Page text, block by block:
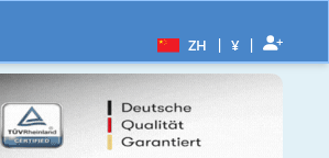
ZH | ¥ |